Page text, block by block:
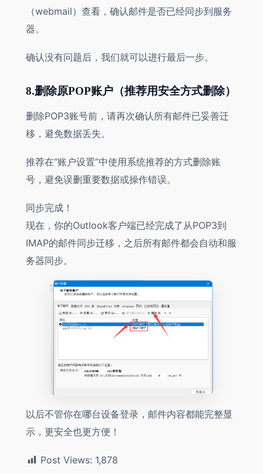
（webmail）查看，确认邮件是否已经同步到服务
器。
确认没有问题后，我们就可以进行最后一步。
8.删除原POP账户（推荐用安全方式删除）
删除POP3账号前，请再次确认所有邮件已妥善迁
移，避免数据丢失。
推荐在“账户设置”中使用系统推荐的方式删除账
号，避免误删重要数据或操作错误。
同步完成！
现在，你的Outlook客户端已经完成了从POP3到
IMAP的邮件同步迁移，之后所有邮件都会自动和服
务器同步。
以后不管你在哪台设备登录，邮件内容都能完整显
示，更安全也更方便！
Post Views: 1,878